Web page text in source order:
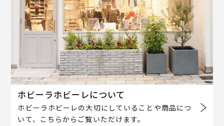
ホビーラホビーレについて
ホビーラホビーレの大切にしていることや商品につ
いて、こちらからご覧いただけます。